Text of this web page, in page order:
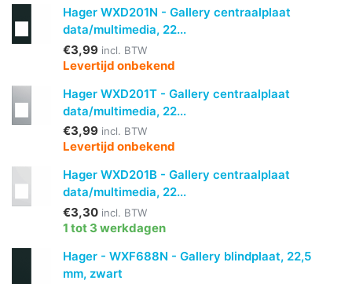
Hager WXD201N - Gallery centraalplaat
data/multimedia, 22...
€3,99 incl. BTW
Levertijd onbekend
Hager WXD201T - Gallery centraalplaat
data/multimedia, 22...
€3,99 incl. BTW
Levertijd onbekend
Hager WXD201B - Gallery centraalplaat
data/multimedia, 22...
€3,30 incl. BTW
1 tot 3 werkdagen
Hager - WXF688N - Gallery blindplaat, 22,5
mm, zwart